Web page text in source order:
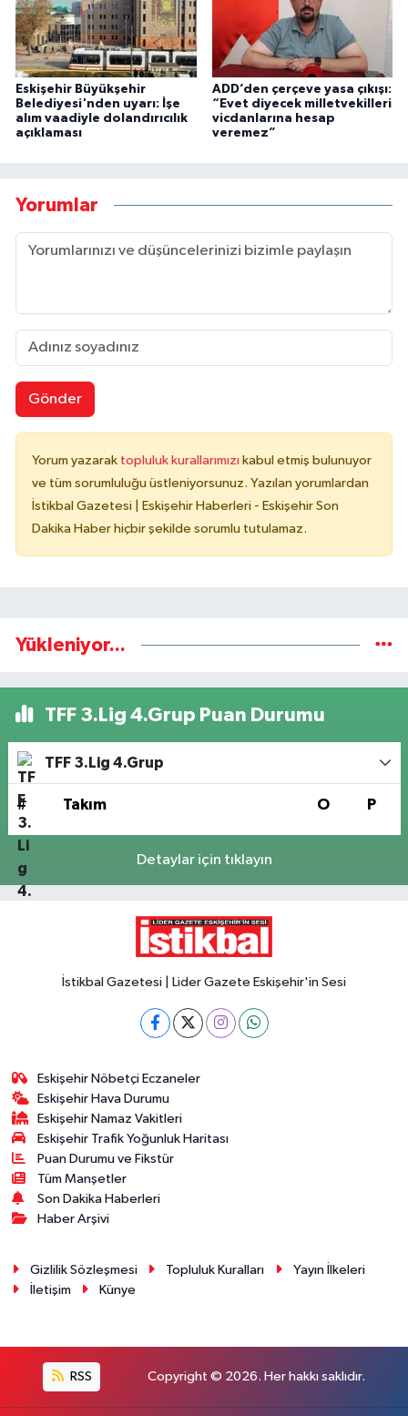
Eskişehir Büyükşehir
Belediyesi'nden uyarı: İşe
alım vaadiyle dolandırıcılık
açıklaması
ADD’den çerçeve yasa çıkışı:
“Evet diyecek milletvekilleri
vicdanlarına hesap
veremez”
Yorumlar
Gönder
Yorum yazarak topluluk kurallarımızı kabul etmiş bulunuyor
ve tüm sorumluluğu üstleniyorsunuz. Yazılan yorumlardan
İstikbal Gazetesi | Eskişehir Haberleri - Eskişehir Son
Dakika Haber hiçbir şekilde sorumlu tutulamaz.
Yükleniyor...
TFF 3.Lig 4.Grup Puan Durumu
TFF 3.Lig 4.Grup
# Takım O P
Detaylar için tıklayın
İstikbal Gazetesi | Lider Gazete Eskişehir'in Sesi
Eskişehir Nöbetçi Eczaneler
Eskişehir Hava Durumu
Eskişehir Namaz Vakitleri
Eskişehir Trafik Yoğunluk Haritası
Puan Durumu ve Fikstür
Tüm Manşetler
Son Dakika Haberleri
Haber Arşivi
Gizlilik Sözleşmesi Topluluk Kuralları
Yayın İlkeleri
İletişim
Künye
RSS Copyright © 2026. Her hakkı saklıdır.